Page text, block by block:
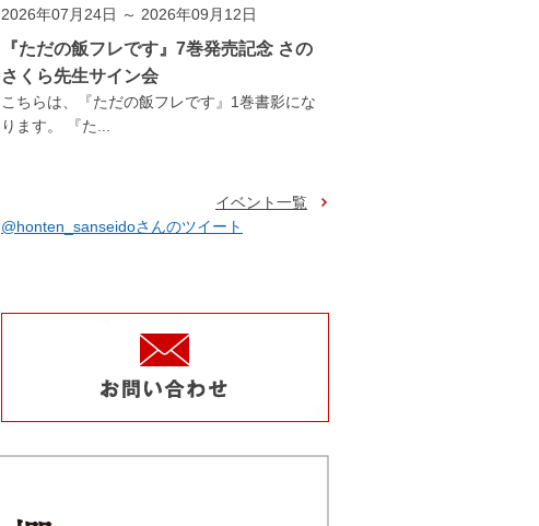
2026年07月24日 ～ 2026年09月12日
『ただの飯フレです』7巻発売記念 さの
さくら先生サイン会
こちらは、『ただの飯フレです』1巻書影にな
ります。 『た...
イベント一覧
@honten_sanseidoさんのツイート